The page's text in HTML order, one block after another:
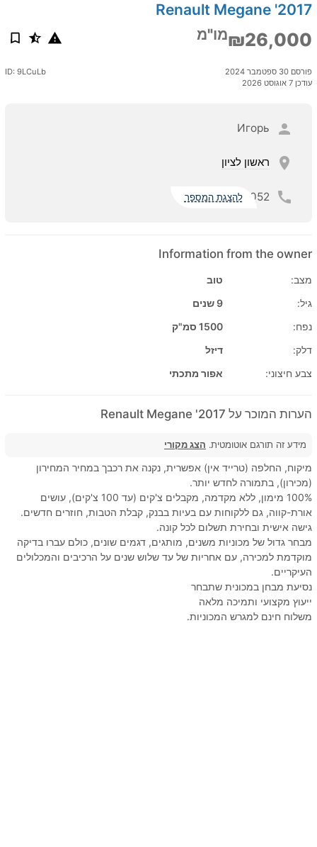
2017' Renault Megane
₪26,000מו"מ
פורסם 30 ספטמבר 2024
עודכן 7 אוגוסט 2026
ID: 9LCuLb
Игорь
ראשון לציון
052 להצגת המספר
Information from the owner
מצב:
טוב
גיל:
9 שנים
נפח:
1500 סמ"ק
דלק:
דיזל
צבע חיצוני:
אפור מתכתי
הערות המוכר על 2017' Renault Megane
מידע זה תורגם אוטומטית. הצג מקורי
מיקוח, החלפה (טרייד אין) אפשרית, נקנה את רכבך במחיר המחירון
(מכירון), בתמורה לחדש יותר.
100% מימון, ללא מקדמה, מקבלים צ'קים (עד 100 צ'קים), עושים
אורת-קווה, גם ללקוחות עם בעיות בבנק, קבלת הטבות, חוזרים חדשים.
גישה אישית ובחירת תשלום לכל קונה.
מבחר גדול של מכוניות משנים, מותגים, דגמים שונים, כולם עברו בדיקה
מוקדמת למכירה, עם אחריות של עד שלוש שנים על הרכיבים והמכלולים
העיקריים.
נסיעת מבחן במכונית שתבחר
ייעוץ מקצועי ותמיכה מלאה
משלוח חינם למגרש המכוניות.